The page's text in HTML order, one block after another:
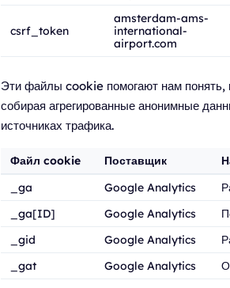
csrf_token
amsterdam-ams-
international-
airport.com
Эти файлы cookie помогают нам понять,
собирая агрегированные анонимные
источниках трафика.
Файл cookie Поставщик
_ga
Google Analytics
_ga[ID]
Google Analytics
_gid
Google Analytics
_gat
Google Analytics